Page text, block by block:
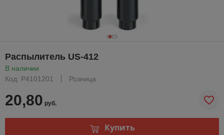
Распылитель US-412
В наличии
Код: P4101201
Розница
20,80 руб.
Купить